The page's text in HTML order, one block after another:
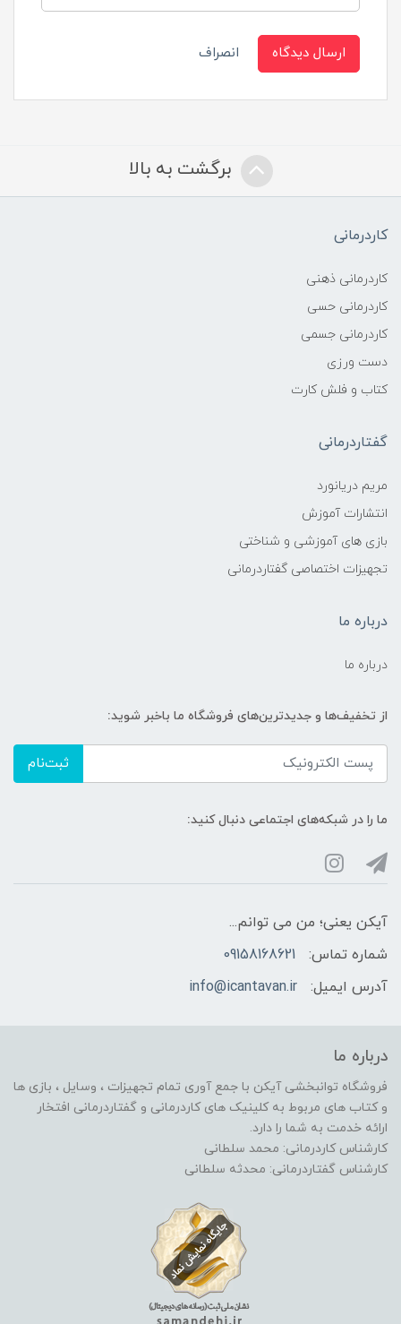
ارسال دیدگاه انصراف
برگشت به بالا
کاردرمانی
کاردرمانی ذهنی
کاردرمانی حسی
کاردرمانی جسمی
دست ورزی
کتاب و فلش کارت
گفتاردرمانی
مریم دریانورد
انتشارات آموزش
بازی های آموزشی و شناختی
تجهیزات اختصاصی گفتاردرمانی
درباره ما
درباره ما
از تخفیف‌ها و جدیدترین‌های فروشگاه ما باخبر شوید:
ثبت‌نام
ما را در شبکه‌های اجتماعی دنبال کنید:
آیکن یعنی؛ من می توانم...
شماره تماس:
09158168621
آدرس ایمیل:
info@icantavan.ir
درباره ما
فروشگاه توانبخشی آیکن با جمع آوری تمام تجهیزات ، وسایل ، بازی ها
و کتاب های مربوط به کلینیک های کاردرمانی و گفتاردرمانی افتخار
ارائه خدمت به شما را دارد.
کارشناس کاردرمانی: محمد سلطانی
کارشناس گفتاردرمانی: محدثه سلطانی